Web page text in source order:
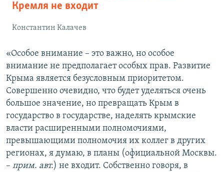
Кремля не входит
Константин Калачев
«Особое внимание – это важно, но особое
внимание не предполагает особых прав. Развитие
Крыма является безусловным приоритетом.
Совершенно очевидно, что будет уделяться очень
большое значение, но превращать Крым в
государство в государстве, наделять крымские
власти расширенными полномочиями,
превышающими полномочия их коллег в других
регионах, я думаю, в планы (официальной Москвы.
– прим. авт.) не входит. Собственно говоря, в